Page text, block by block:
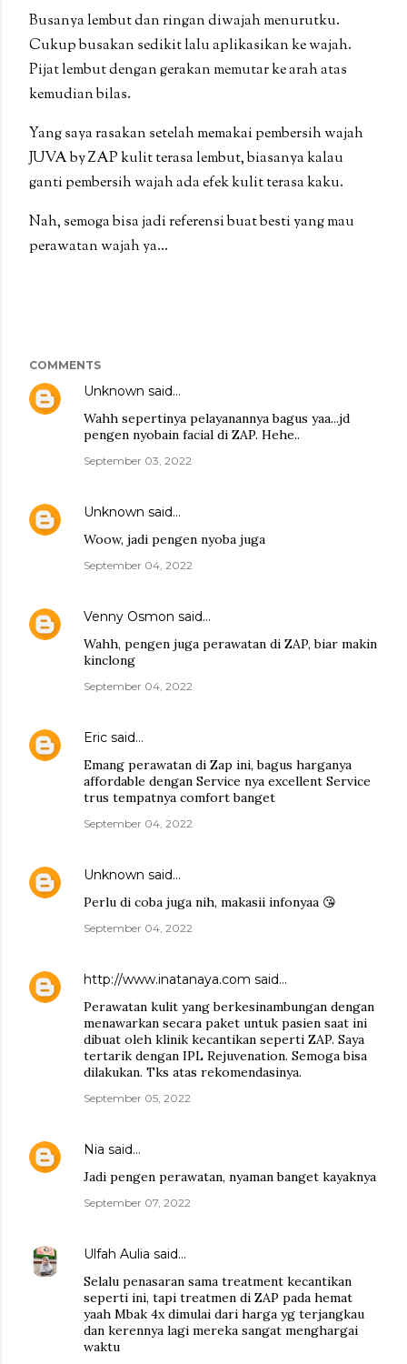
Busanya lembut dan ringan diwajah menurutku.
Cukup busakan sedikit lalu aplikasikan ke wajah.
Pijat lembut dengan gerakan memutar ke arah atas
kemudian bilas.
Yang saya rasakan setelah memakai pembersih wajah
JUVA by ZAP kulit terasa lembut, biasanya kalau
ganti pembersih wajah ada efek kulit terasa kaku.
Nah, semoga bisa jadi referensi buat besti yang mau
perawatan wajah ya...
COMMENTS
Unknown said…
Wahh sepertinya pelayanannya bagus yaa...jd
pengen nyobain facial di ZAP. Hehe..
September 03, 2022
Unknown said…
Woow, jadi pengen nyoba juga
September 04, 2022
Venny Osmon said…
Wahh, pengen juga perawatan di ZAP, biar makin
kinclong
September 04, 2022
Eric said…
Emang perawatan di Zap ini, bagus harganya
affordable dengan Service nya excellent Service
trus tempatnya comfort banget
September 04, 2022
Unknown said…
Perlu di coba juga nih, makasii infonyaa 😘
September 04, 2022
http://www.inatanaya.com said…
Perawatan kulit yang berkesinambungan dengan
menawarkan secara paket untuk pasien saat ini
dibuat oleh klinik kecantikan seperti ZAP. Saya
tertarik dengan IPL Rejuvenation. Semoga bisa
dilakukan. Tks atas rekomendasinya.
September 05, 2022
Nia said…
Jadi pengen perawatan, nyaman banget kayaknya
September 07, 2022
Ulfah Aulia said…
Selalu penasaran sama treatment kecantikan
seperti ini, tapi treatmen di ZAP pada hemat
yaah Mbak 4x dimulai dari harga yg terjangkau
dan kerennya lagi mereka sangat menghargai
waktu